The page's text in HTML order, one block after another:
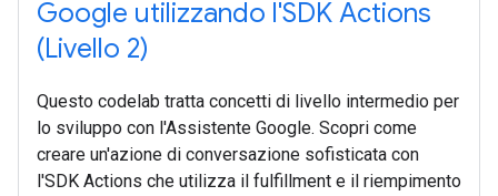
Google utilizzando l'SDK Actions
(Livello 2)
Questo codelab tratta concetti di livello intermedio per
lo sviluppo con l'Assistente Google. Scopri come
creare un'azione di conversazione sofisticata con
l'SDK Actions che utilizza il fulfillment e il riempimento